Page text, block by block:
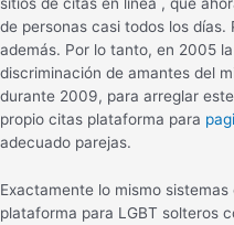
de personas casi todos los
además. Por lo tanto, en 2005
discriminación de amantes del
durante 2009, para arreglar
propio citas plataforma para
adecuado parejas.
Exactamente lo mismo
plataforma para LGBT solteros